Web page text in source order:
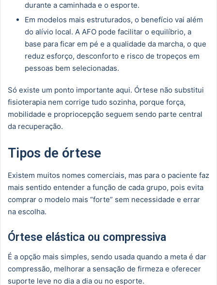
durante a caminhada e o esporte.
Em modelos mais estruturados, o benefício vai além
do alívio local. A AFO pode facilitar o equilíbrio, a
base para ficar em pé e a qualidade da marcha, o que
reduz esforço, desconforto e risco de tropeços em
pessoas bem selecionadas.
Só existe um ponto importante aqui. Órtese não substitui
fisioterapia nem corrige tudo sozinha, porque força,
mobilidade e propriocepção seguem sendo parte central
da recuperação.
Tipos de órtese
Existem muitos nomes comerciais, mas para o paciente faz
mais sentido entender a função de cada grupo, pois evita
comprar o modelo mais “forte” sem necessidade e errar
na escolha.
Órtese elástica ou compressiva
É a opção mais simples, sendo usada quando a meta é dar
compressão, melhorar a sensação de firmeza e oferecer
suporte leve no dia a dia ou no esporte.